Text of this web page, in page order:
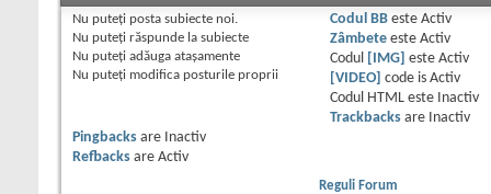
Nu puteţi posta subiecte noi.
Nu puteţi răspunde la subiecte
Nu puteţi adăuga ataşamente
Nu puteţi modifica posturile proprii
Codul BBeste Activ
Zâmbeteeste Activ
Codul
[IMG] este Activ
[VIDEO] code is Activ
Codul HTML este
Inactiv
Trackbacksare
Inactiv
Pingbacks are
Inactiv
Refbacks are Activ
Reguli Forum